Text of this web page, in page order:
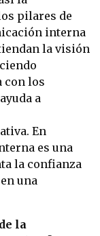
pilares de
interna
la visión
con los
a
En
es una
la confianza
una
la